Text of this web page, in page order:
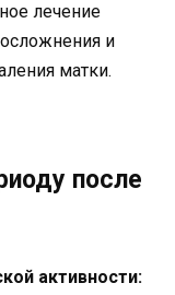
лечение
и
матки.
после
активности: